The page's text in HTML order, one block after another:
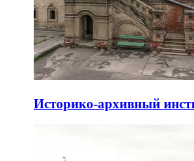
Историко-архивный